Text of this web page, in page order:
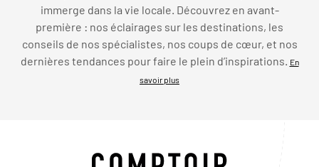
immerge dans la vie locale. Découvrez en avant-
première : nos éclairages sur les destinations, les
conseils de nos spécialistes, nos coups de cœur, et nos
dernières tendances pour faire le plein d’inspirations.
En
savoir plus